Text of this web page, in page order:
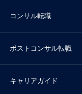
コンサル転職
ポストコンサル転職
キャリアガイド